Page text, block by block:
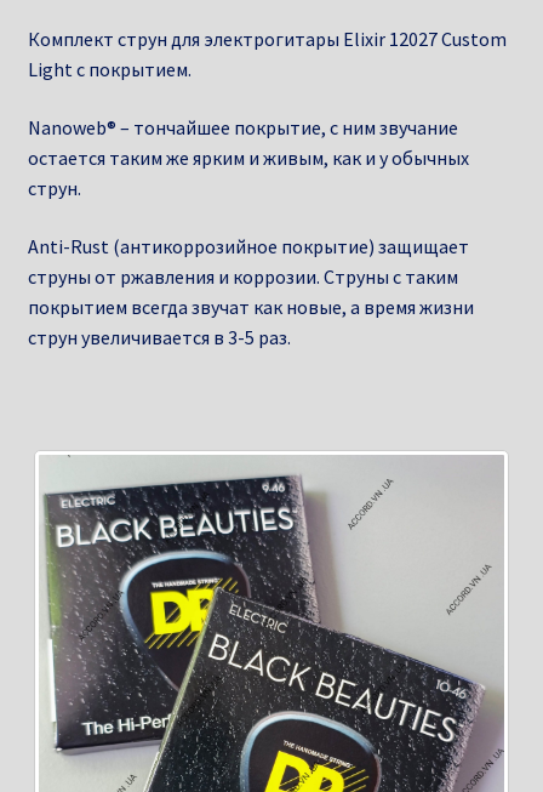
Комплект струн для электрогитары Elixir 12027 Custom
Light с покрытием.
Nanoweb® – тончайшее покрытие, с ним звучание
остается таким же ярким и живым, как и у обычных
струн.
Anti-Rust (антикоррозийное покрытие) защищает
струны от ржавления и коррозии. Струны с таким
покрытием всегда звучат как новые, а время жизни
струн увеличивается в 3-5 раз.